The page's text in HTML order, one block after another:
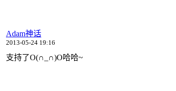
Adam神话
2013-05-24 19:16
支持了O(∩_∩)O哈哈~